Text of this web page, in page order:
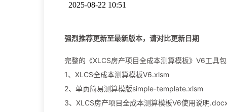
强烈推荐更新至最新版本，请对比更新日期
完整的《XLCS房产项目全成本测算模板》V6工具
1、XLCS全成本测算模板V6.xlsm
2、单页简易测算模版simple-template.xlsm
3、XLCS房产项目全成本测算模板V6使用说明